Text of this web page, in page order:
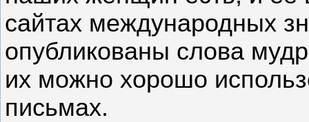
сайтах международных
опубликованы слова
их можно хорошо
письмах.